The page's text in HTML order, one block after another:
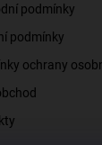
podmínky
podmínky
ochrany